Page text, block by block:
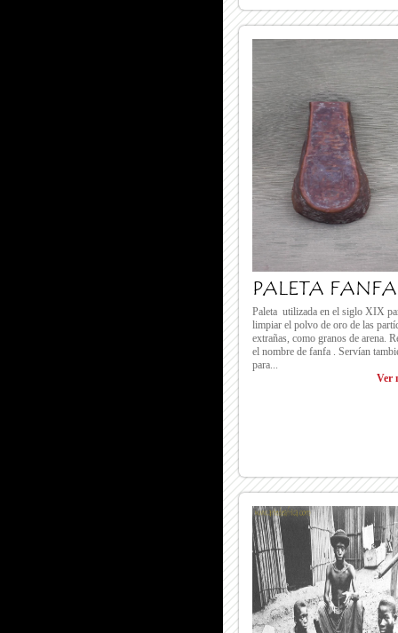
PALETA FANFA
Paleta utilizada en el siglo XIX
limpiar el polvo de oro de las
extrañas, como granos de arena.
el nombre de fanfa . Servían
para...
Ver